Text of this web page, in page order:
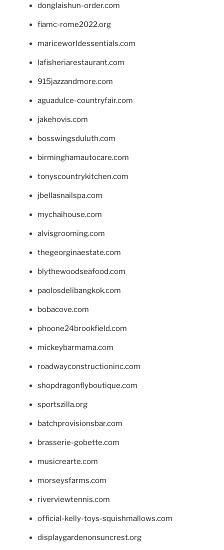
donglaishun-order.com
fiamc-rome2022.org
mariceworldessentials.com
lafisheriarestaurant.com
915jazzandmore.com
aguadulce-countryfair.com
jakehovis.com
bosswingsduluth.com
birminghamautocare.com
tonyscountrykitchen.com
jbellasnailspa.com
mychaihouse.com
alvisgrooming.com
thegeorginaestate.com
blythewoodseafood.com
paolosdelibangkok.com
bobacove.com
phoone24brookfield.com
mickeybarmama.com
roadwayconstructioninc.com
shopdragonflyboutique.com
sportszilla.org
batchprovisionsbar.com
brasserie-gobette.com
musicrearte.com
morseysfarms.com
riverviewtennis.com
official-kelly-toys-squishmallows.com
displaygardenonsuncrest.org